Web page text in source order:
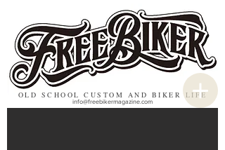
OLD SCHOOL CUSTOM AND BIKER LIFE
info@freebikermagazine.com